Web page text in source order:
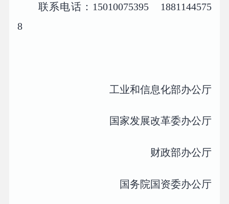
联系电话：15010075395 1881144575
8
工业和信息化部办公厅
国家发展改革委办公厅
财政部办公厅
国务院国资委办公厅